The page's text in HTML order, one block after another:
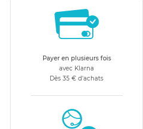
Payer en plusieurs fois
avec Klarna
Dès 35 € d'achats